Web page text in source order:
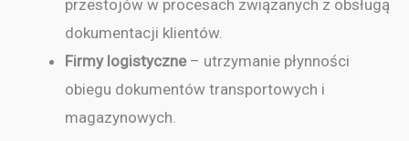
przestojów w procesach związanych z obsługą
dokumentacji klientów.
Firmy logistyczne– utrzymanie płynności
obiegu dokumentów transportowych i
magazynowych.